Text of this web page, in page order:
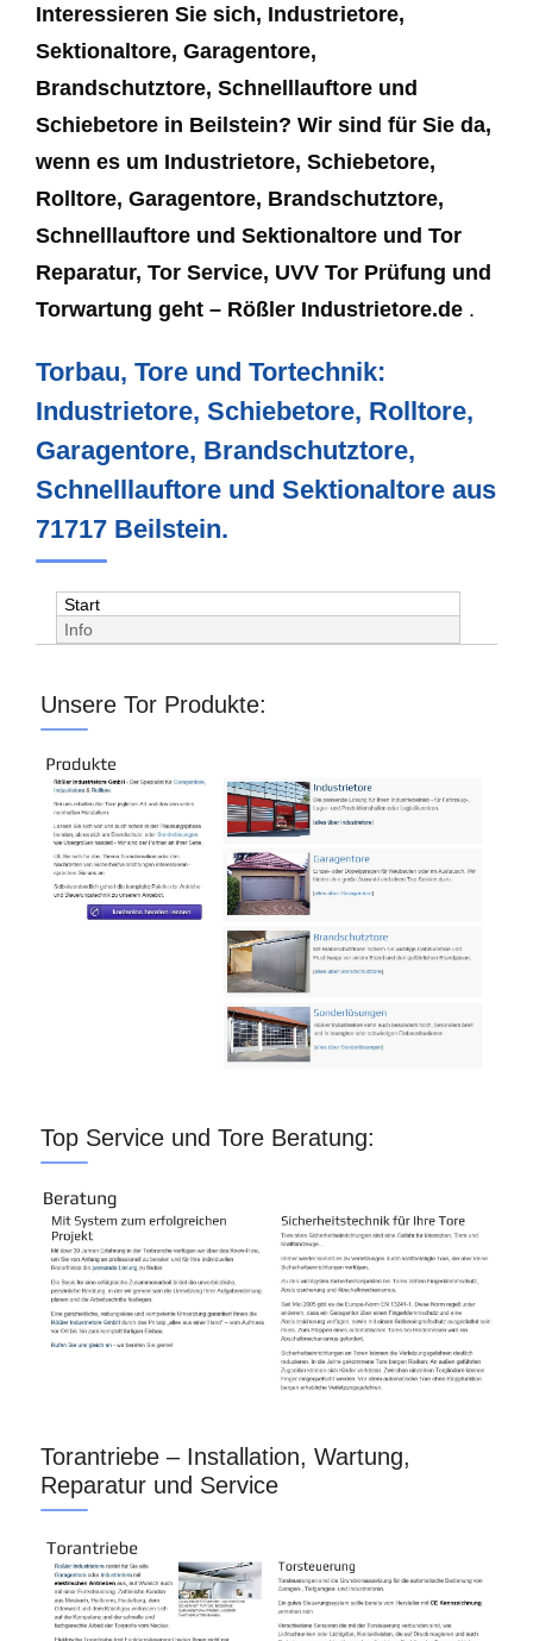
Interessieren Sie sich, Industrietore,
Sektionaltore, Garagentore,
Brandschutztore, Schnelllauftore und
Schiebetore in Beilstein? Wir sind für Sie da,
wenn es um Industrietore, Schiebetore,
Rolltore, Garagentore, Brandschutztore,
Schnelllauftore und Sektionaltore und Tor
Reparatur, Tor Service, UVV Tor Prüfung und
Torwartung geht – Rößler Industrietore.de .
Torbau, Tore und Tortechnik:
Industrietore, Schiebetore, Rolltore,
Garagentore, Brandschutztore,
Schnelllauftore und Sektionaltore aus
71717 Beilstein.
Start
Info
Unsere Tor Produkte:
Top Service und Tore Beratung:
Torantriebe – Installation, Wartung,
Reparatur und Service